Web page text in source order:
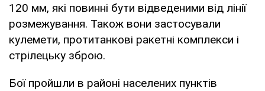
120 мм, які повинні бути відведеними від лінії
розмежування. Також вони застосували
кулемети, протитанкові ракетні комплекси і
стрілецьку зброю.
Бої пройшли в районі населених пунктів